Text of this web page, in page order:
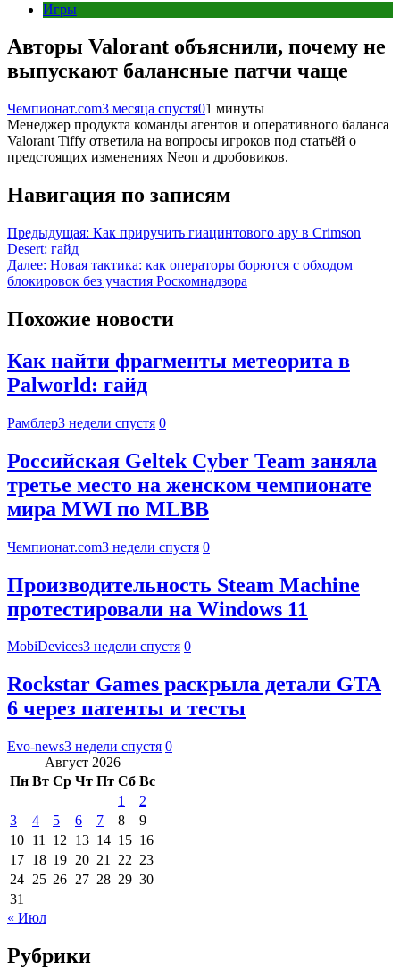
Игры
Авторы Valorant объяснили, почему не
выпускают балансные патчи чаще
Чемпионат.com3 месяца спустя01 минуты
Менеджер продукта команды агентов и оперативного баланса
Valorant Tiffy ответила на вопросы игроков под статьёй о
предстоящих изменениях Neon и дробовиков.
Навигация по записям
Предыдущая: Как приручить гиацинтового ару в Crimson
Desert: гайд
Далее: Новая тактика: как операторы борются с обходом
блокировок без участия Роскомнадзора
Похожие новости
Как найти фрагменты метеорита в
Palworld: гайд
Рамблер3 недели спустя 0
Российская Geltek Cyber Team заняла
третье место на женском чемпионате
мира MWI по MLBB
Чемпионат.com3 недели спустя 0
Производительность Steam Machine
протестировали на Windows 11
MobiDevices3 недели спустя 0
Rockstar Games раскрыла детали GTA
6 через патенты и тесты
Evo-news3 недели спустя 0
Август 2026
Пн Вт Ср Чт Пт Сб Вс
1
2
3
4 5 6 7 8
9
10 11 12 13 14 15 16
17 18 19 20 21 22 23
24 25 26 27 28 29 30
31
« Июл
Рубрики